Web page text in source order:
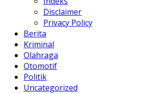
Disclaimer
Privacy Policy
Berita
Kriminal
Olahraga
Otomotif
Politik
Uncategorized